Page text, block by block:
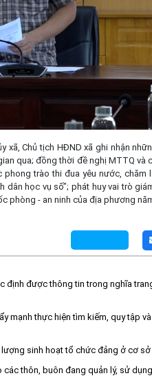
xã, Chủ tịch HĐND xã ghi nhận
qua; đồng thời đề nghị MTTQ và
trào thi đua yêu nước, chăm
học vụ số”; phát huy vai trò
phòng - an ninh của địa phương
được thông tin trong nghĩa
mạnh thực hiện tìm kiếm, quy tập
sinh hoạt tổ chức đảng ở cơ sở
thôn, buôn đang quản lý, sử dụng